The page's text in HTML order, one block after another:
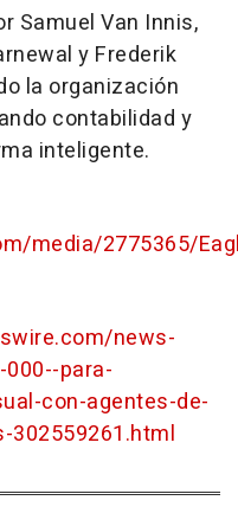
Samuel Van Innis,
y Frederik
la organización
contabilidad y
inteligente.
media/2775365/
news-
para-
con-agentes-de-
302559261.html